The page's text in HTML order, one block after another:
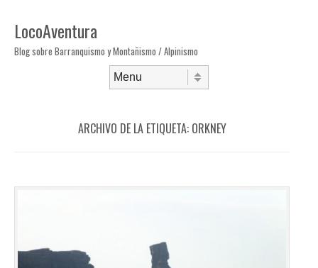
LocoAventura
Blog sobre Barranquismo y Montañismo / Alpinismo
ARCHIVO DE LA ETIQUETA: ORKNEY